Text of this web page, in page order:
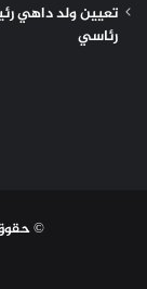
تعيين ولد داهي
رئاسي
© حقوق النشر